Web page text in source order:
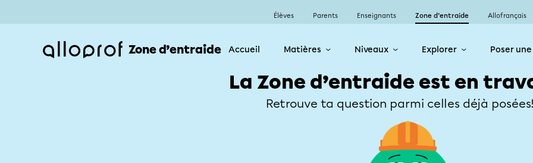
Élèves Parents Enseignants Zone d’entraide Allofrançais
Zone d’entraide Accueil Matières Niveaux Explorer Poser
La Zone d’entraide est en
Retrouve ta question parmi celles déjà